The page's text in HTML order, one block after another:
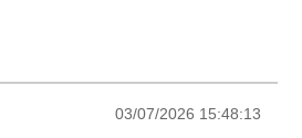
03/07/2026 15:48:13